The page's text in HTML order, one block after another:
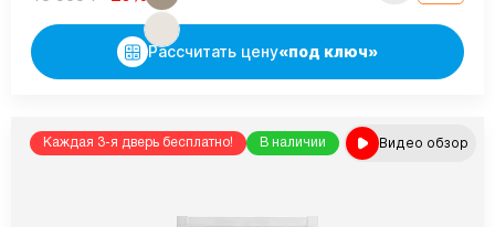
Рассчитать цену«под ключ»
Каждая 3-я дверь бесплатно! В наличии Видео обзор